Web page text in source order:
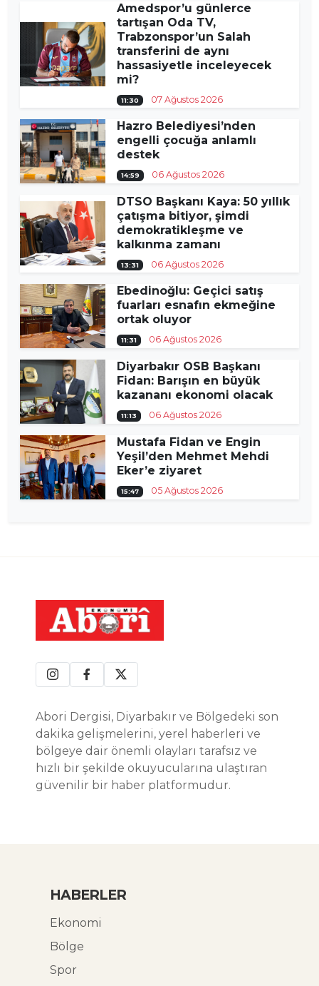
Amedspor’u günlerce
tartışan Oda TV,
Trabzonspor’un Salah
transferini de aynı
hassasiyetle inceleyecek
mi?
11:30 07 Ağustos 2026
Hazro Belediyesi’nden
engelli çocuğa anlamlı
destek
14:59 06 Ağustos 2026
DTSO Başkanı Kaya: 50 yıllık
çatışma bitiyor, şimdi
demokratikleşme ve
kalkınma zamanı
13:31 06 Ağustos 2026
Ebedinoğlu: Geçici satış
fuarları esnafın ekmeğine
ortak oluyor
11:31 06 Ağustos 2026
Diyarbakır OSB Başkanı
Fidan: Barışın en büyük
kazananı ekonomi olacak
11:13 06 Ağustos 2026
Mustafa Fidan ve Engin
Yeşil’den Mehmet Mehdi
Eker’e ziyaret
15:47 05 Ağustos 2026
Abori Dergisi, Diyarbakır ve Bölgedeki son
dakika gelişmelerini, yerel haberleri ve
bölgeye dair önemli olayları tarafsız ve
hızlı bir şekilde okuyucularına ulaştıran
güvenilir bir haber platformudur.
HABERLER
Ekonomi
Bölge
Spor